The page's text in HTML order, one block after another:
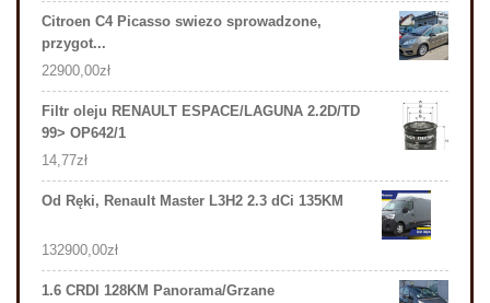
Citroen C4 Picasso swiezo sprowadzone,
przygot...
22900,00zł
Filtr oleju RENAULT ESPACE/LAGUNA 2.2D/TD
99> OP642/1
14,77zł
Od Ręki, Renault Master L3H2 2.3 dCi 135KM
132900,00zł
1.6 CRDI 128KM Panorama/Grzane